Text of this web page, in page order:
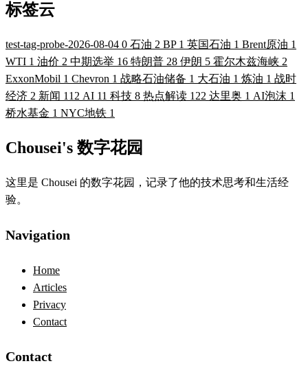
标签云
test-tag-probe-2026-08-04 0 石油 2 BP 1 英国石油 1 Brent原油 1
WTI 1 油价 2 中期选举 16 特朗普 28 伊朗 5 霍尔木兹海峡 2
ExxonMobil 1 Chevron 1 战略石油储备 1 大石油 1 炼油 1 战时
经济 2 新闻 112 AI 11 科技 8 热点解读 122 达里奥 1 AI泡沫 1
桥水基金 1 NYC地铁 1
Chousei's 数字花园
这里是 Chousei 的数字花园，记录了他的技术思考和生活经
验。
Navigation
Home
Articles
Privacy
Contact
Contact